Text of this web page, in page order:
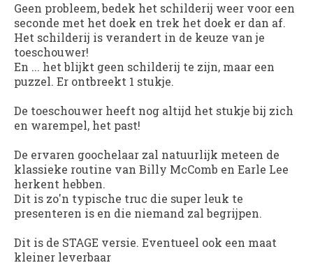
Geen probleem, bedek het schilderij weer voor een
seconde met het doek en trek het doek er dan af.
Het schilderij is verandert in de keuze van je
toeschouwer!
En ... het blijkt geen schilderij te zijn, maar een
puzzel. Er ontbreekt 1 stukje.
De toeschouwer heeft nog altijd het stukje bij zich
en warempel, het past!
De ervaren goochelaar zal natuurlijk meteen de
klassieke routine van Billy McComb en Earle Lee
herkent hebben.
Dit is zo'n typische truc die super leuk te
presenteren is en die niemand zal begrijpen.
Dit is de STAGE versie. Eventueel ook een maat
kleiner leverbaar